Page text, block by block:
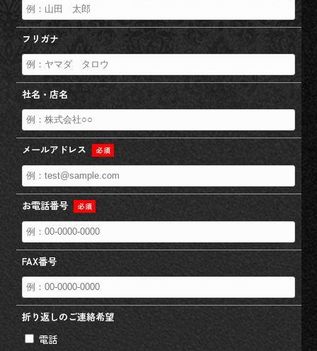
フリガナ
社名・店名
メールアドレス 必須
お電話番号 必須
FAX番号
折り返しのご連絡希望
電話